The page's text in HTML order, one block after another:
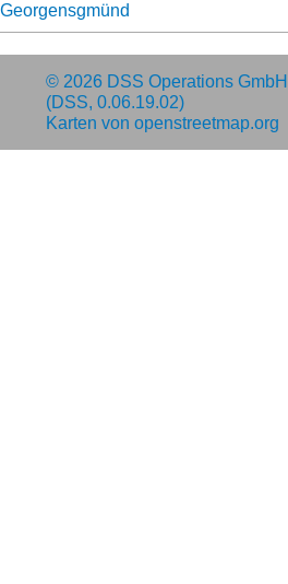
Georgensgmünd
© 2026 DSS Operations GmbH
(DSS, 0.06.19.02)
Karten von openstreetmap.org